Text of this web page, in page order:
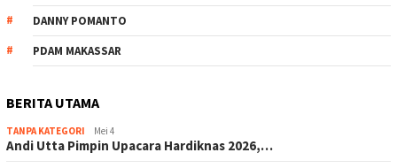
DANNY POMANTO
PDAM MAKASSAR
BERITA UTAMA
TANPA KATEGORI Mei 4
Andi Utta Pimpin Upacara Hardiknas 2026,…